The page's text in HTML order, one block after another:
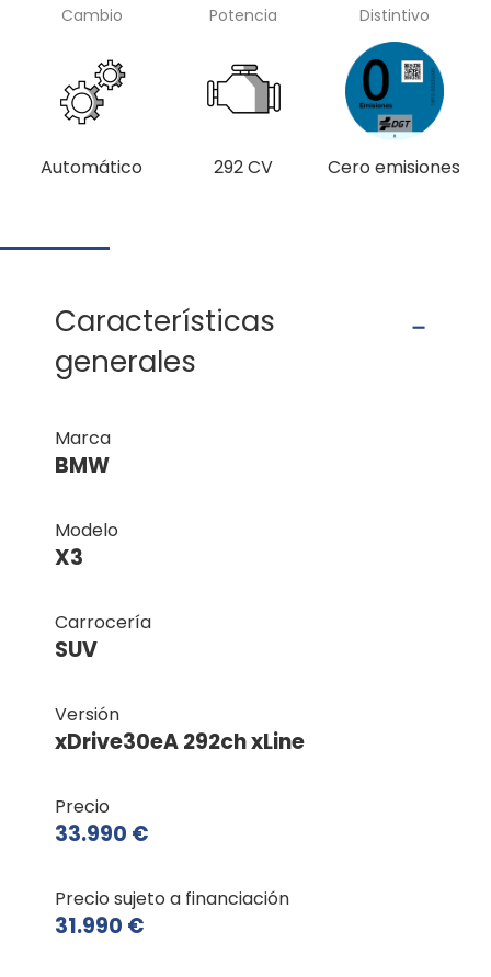
Cambio
Automático
Potencia
292 CV
Distintivo
Cero emisiones
Características
generales
Marca
BMW
Modelo
X3
Carrocería
SUV
Versión
xDrive30eA 292ch xLine
Precio
33.990 €
Precio sujeto a financiación
31.990 €